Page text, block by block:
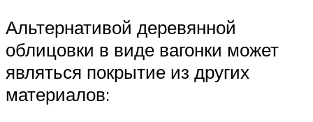
Альтернативой деревянной
облицовки в виде вагонки может
являться покрытие из других
материалов: